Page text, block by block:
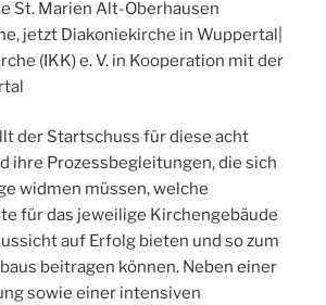
St. Marien Alt-Oberhausen
jetzt Diakoniekirche in Wuppertal|
(IKK) e. V. in Kooperation mit der
der Startschuss für diese acht
ihre Prozessbegleitungen, die sich
widmen müssen, welche
für das jeweilige Kirchengebäude
auf Erfolg bieten und so zum
beitragen können. Neben einer
sowie einer intensiven